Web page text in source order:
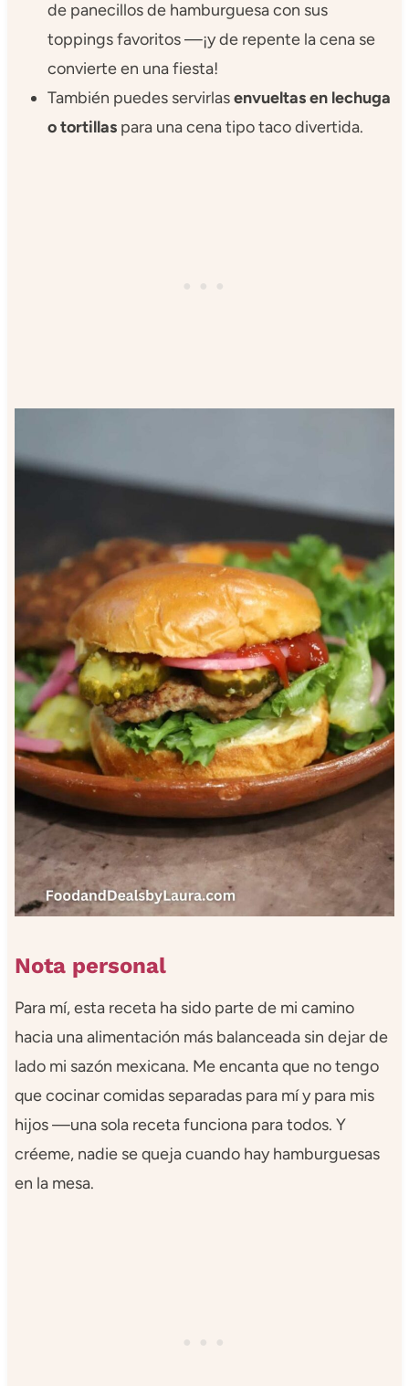
de panecillos de hamburguesa con sus
toppings favoritos —¡y de repente la cena se
convierte en una fiesta!
También puedes servirlasenvueltas en lechuga
o tortillaspara una cena tipo taco divertida.
Nota personal
Para mí, esta receta ha sido parte de mi camino
hacia una alimentación más balanceada sin dejar de
lado mi sazón mexicana. Me encanta que no tengo
que cocinar comidas separadas para mí y para mis
hijos —una sola receta funciona para todos. Y
créeme, nadie se queja cuando hay hamburguesas
en la mesa.